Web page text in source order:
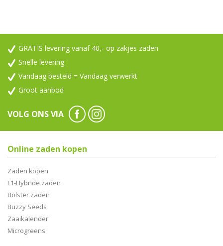
GRATIS levering vanaf 40,- op zakjes zaden
Snelle levering
Vandaag besteld = Vandaag verwerkt
Groot aanbod
VOLG ONS VIA
Online zaden kopen
Zaden kopen
F1-Hybride zaden
Bolster zaden
Buzzy Seeds
Zaaikalender
Microgreens